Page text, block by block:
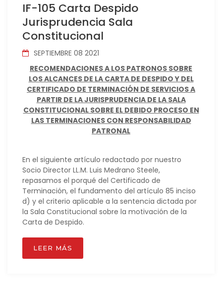
IF-105 Carta Despido
Jurisprudencia Sala
Constitucional
SEPTIEMBRE 08 2021
RECOMENDACIONES A LOS PATRONOS SOBRE
LOS ALCANCES DE LA CARTA DE DESPIDO Y DEL
CERTIFICADO DE TERMINACIÓN DE SERVICIOS A
PARTIR DE LA JURISPRUDENCIA DE LA SALA
CONSTITUCIONAL SOBRE EL DEBIDO PROCESO EN
LAS TERMINACIONES CON RESPONSABILIDAD
PATRONAL
En el siguiente artículo redactado por nuestro
Socio Director LL.M. Luis Medrano Steele,
repasamos el porqué del Certificado de
Terminación, el fundamento del artículo 85 inciso
d) y el criterio aplicable a la sentencia dictada por
la Sala Constitucional sobre la motivación de la
Carta de Despido.
LEER MÁS